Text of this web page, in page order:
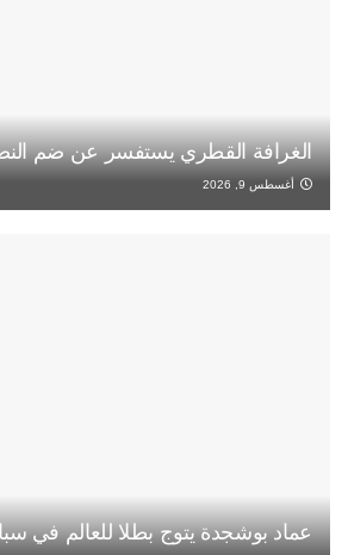
الغرافة القطري يستفسر عن ضم
أغسطس 9, 2026
عماد بوشجدة يتوج بطلا للعالم في سباق 800